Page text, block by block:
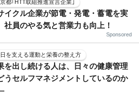
都｢HTT取組推進宣言企業｣
イクル企業が節電・発電・蓄電を実
社員のやる気と営業力も向上！
Sponsored
を支える運動と栄養の整え方
を出し続ける人は、日々の健康管理
うセルフマネジメントしているのか